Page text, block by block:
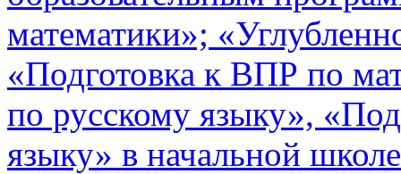
математики»;
«Подготовка к ВПР по
по русскому языку»,
языку» в начальной